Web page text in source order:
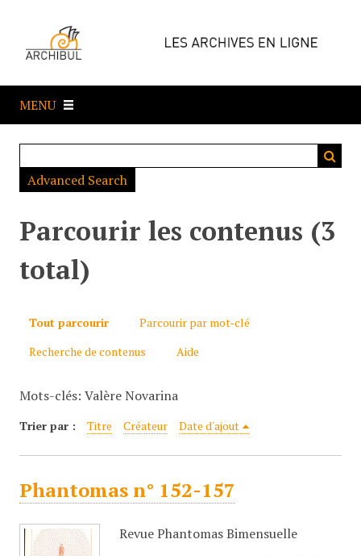
e
a
MENU
Advanced Search
Parcourir les contenus (3
total)
Tout parcourir
Parcourir par mot-clé
Recherche de contenus
Aide
Mots-clés: Valère Novarina
Trier par : Titre Créateur Date d'ajout
Phantomas n° 152-157
Revue Phantomas Bimensuelle